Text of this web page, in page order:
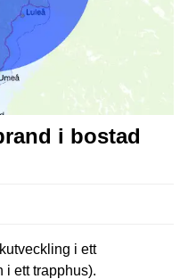
i bostad
i ett
i ett trapphus).